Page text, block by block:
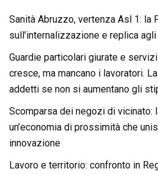
Sanità Abruzzo, vertenza Asl 1: la
sull’internalizzazione e replica
Guardie particolari giurate e
cresce, ma mancano i lavoratori.
addetti se non si aumentano gli
Scomparsa dei negozi di vicinato:
un’economia di prossimità che
innovazione
Lavoro e territorio: confronto in